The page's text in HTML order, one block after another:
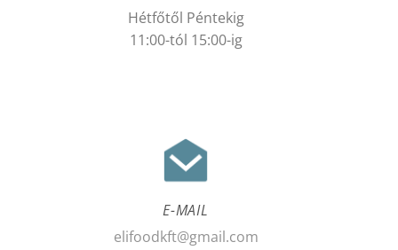
Hétfőtől Péntekig
11:00-tól 15:00-ig
E-MAIL
elifoodkft@gmail.com